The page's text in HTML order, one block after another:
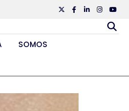
TwiiterFacebook
Linkedin
SOMOS